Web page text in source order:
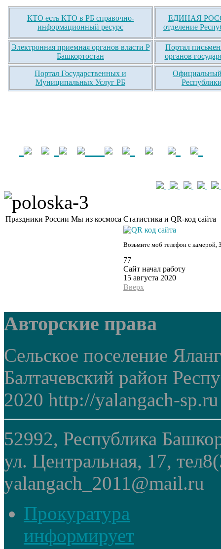
КТО есть КТО в РБ справочно-
информационный ресурс
ЕДИНАЯ
отделение
Электронная приемная органов власти Р
Башкортостан
Портал
органов
Портал Государственных и
Муниципальных Услуг РБ
Официальный
Праздники России Мы из космоса Статистика и QR-код сайта
Возьмите моб телефон с камерой,
77
Сайт начал работу
15 августа 2020
Вверх
Авторские права
Сельское поселение
Балтачевский район
2020 http://yalangach-sp.ru
52992, Республика
ул. Центральная, 17,
yalangach_2011@mail.ru
Прокуратура
информирует